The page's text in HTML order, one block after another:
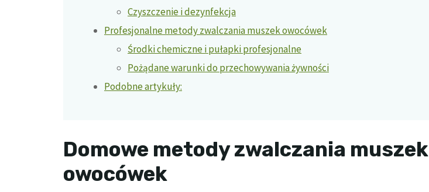
Czyszczenie i dezynfekcja
Profesjonalne metody zwalczania muszek owocówek
Środki chemiczne i pułapki profesjonalne
Pożądane warunki do przechowywania żywności
Podobne artykuły:
Domowe metody zwalczania muszek
owocówek